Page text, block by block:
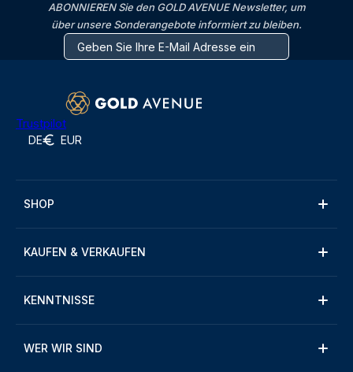
ABONNIEREN Sie den GOLD AVENUE Newsletter, um
über unsere Sonderangebote informiert zu bleiben.
Trustpilot
DE EUR
SHOP
KAUFEN & VERKAUFEN
KENNTNISSE
WER WIR SIND